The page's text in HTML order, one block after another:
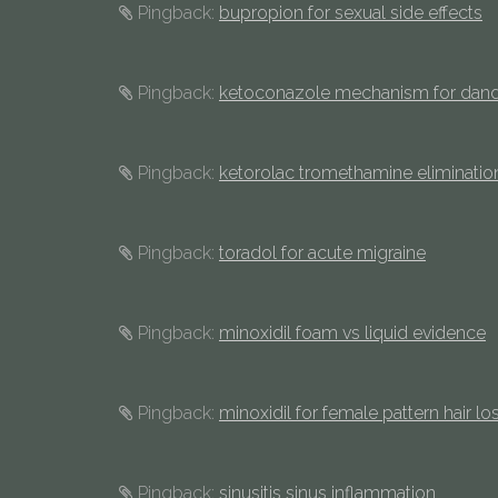
Pingback: bupropion for sexual side effects
Pingback: ketoconazole mechanism for
Pingback: ketorolac tromethamine
Pingback: toradol for acute migraine
Pingback: minoxidil foam vs liquid evidence
Pingback: minoxidil for female pattern hair
Pingback: sinusitis sinus inflammation